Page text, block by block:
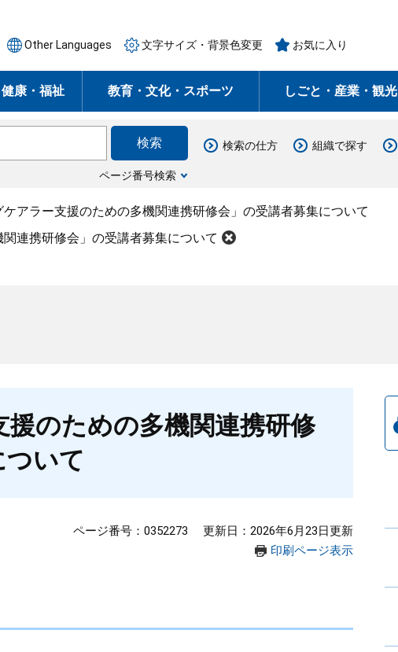
Other Languages 文字サイズ・背景色変更 お気に入り
健康・福祉 教育・文化・スポーツ しごと・産業・観光
ページ番号検索
検索の仕方 組織で探す
ケアラー支援のための多機関連携研修会」の受講者募集について
連携研修会」の受講者募集について
援のための多機関連携研修
いて
ページ番号：0352273
更新日：2026年6月23日更新
印刷ページ表示